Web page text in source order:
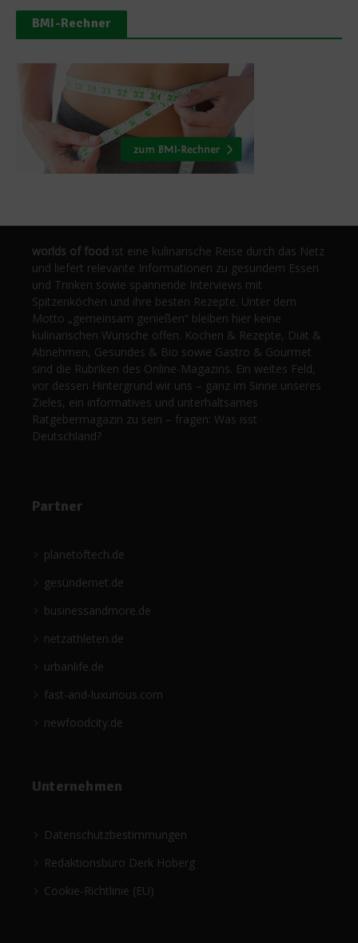
BMI-Rechner
worlds of food ist eine kulinarische Reise durch das Netz
und liefert relevante Informationen zu gesundem Essen
und Trinken sowie spannende Interviews mit
Spitzenköchen und ihre besten Rezepte. Unter dem
Motto „gemeinsam genießen“ bleiben hier keine
kulinarischen Wünsche offen. Kochen & Rezepte, Diät &
Abnehmen, Gesundes & Bio sowie Gastro & Gourmet
sind die Rubriken des Online-Magazins. Ein weites Feld,
vor dessen Hintergrund wir uns – ganz im Sinne unseres
Zieles, ein informatives und unterhaltsames
Ratgebermagazin zu sein – fragen: Was isst
Deutschland?
Partner
planetoftech.de
gesündernet.de
businessandmore.de
netzathleten.de
urbanlife.de
fast-and-luxurious.com
newfoodcity.de
Unternehmen
Datenschutzbestimmungen
Redaktionsbüro Derk Hoberg
Cookie-Richtlinie (EU)